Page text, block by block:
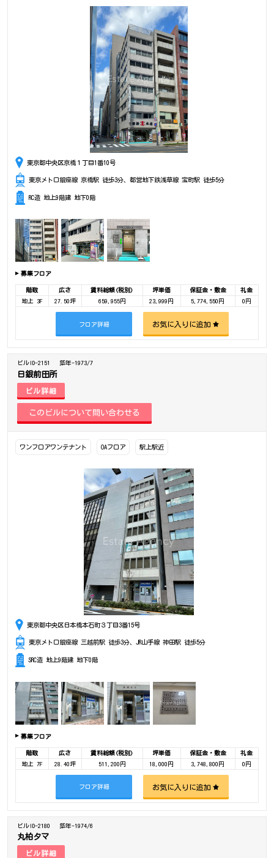
東京都中央区京橋１丁目1番10号
東京メトロ銀座線 京橋駅 徒歩3分、都営地下鉄浅草線 宝町駅 徒歩5分
RC造 地上9階建 地下0階
募集フロア
階数 広さ 賃料総額(税別) 坪単価 保証金・敷金
礼金
地上 3F
27.50坪 659,955円 23,999円 5,774,550円 0円
フロア詳細 お気に入りに追加
ビルID-2151 築年-1973/7
日銀前田所
ビル詳細
ワンフロアワンテナント OAフロア 駅上駅近
東京都中央区日本橋本石町３丁目3番15号
東京メトロ銀座線 三越前駅 徒歩3分、JR山手線 神田駅 徒歩5分
SRC造 地上9階建 地下0階
募集フロア
階数 広さ 賃料総額(税別) 坪単価 保証金・敷金
礼金
地上 7F
28.40坪 511,200円 18,000円 3,748,800円 0円
フロア詳細 お気に入りに追加
ビルID-2180 築年-1974/6
丸柏タマ
ビル詳細